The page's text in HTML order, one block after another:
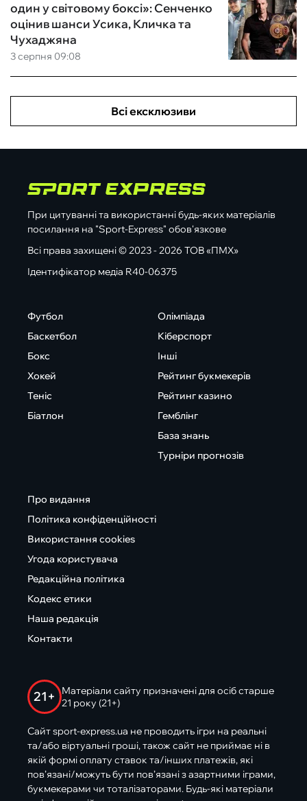
3 серпня 09:08
один у світовому боксі»: Сенченко
оцінив шанси Усика, Кличка та
Чухаджяна
Всі ексклюзиви
При цитуванні та використанні будь-яких матеріалів
посилання на "Sport-Express" обов'язкове
Всі права захищені © 2023 - 2026 ТОВ «ПМХ»
Ідентифікатор медіа R40-06375
Футбол
Баскетбол
Бокс
Хокей
Теніс
Біатлон
Олімпіада
Кіберспорт
Інші
Рейтинг букмекерів
Рейтинг казино
Гемблінг
База знань
Турніри прогнозів
Про видання
Політика конфіденційності
Використання cookies
Угода користувача
Редакційна політика
Кодекс етики
Наша редакція
Контакти
21+
Матеріали сайту призначені для осіб старше
21 року (21+)
Сайт sport-express.ua не проводить ігри на реальні
та/або віртуальні гроші, також сайт не приймає ні в
якій формі оплату ставок та/інших платежів, які
пов’язані/можуть бути пов’язані з азартними іграми,
букмекерами чи тоталізаторами. Будь-які матеріали